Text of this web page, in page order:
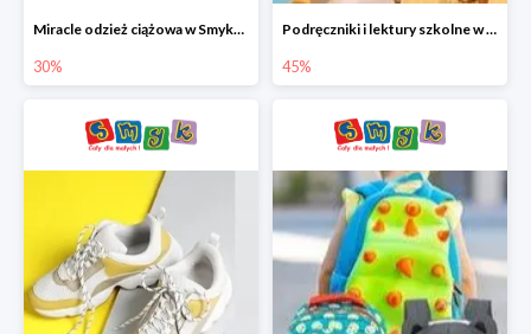
Miracle odzież ciążowa w Smyku co -30%
30%
Podręczniki i lektury szkolne w Smyku do -45%
45%